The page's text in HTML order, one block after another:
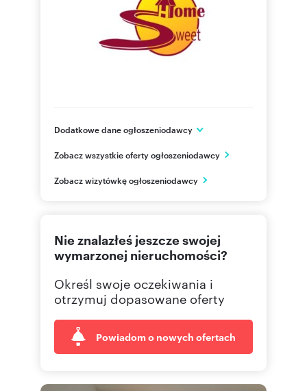
Dodatkowe dane ogłoszeniodawcy
Radom
PL
Zobacz wszystkie oferty ogłoszeniodawcy
Zobacz wizytówkę ogłoszeniodawcy
Nie znalazłeś jeszcze swojej
wymarzonej nieruchomości?
Określ swoje oczekiwania i
otrzymuj dopasowane oferty
Powiadom o nowych ofertach